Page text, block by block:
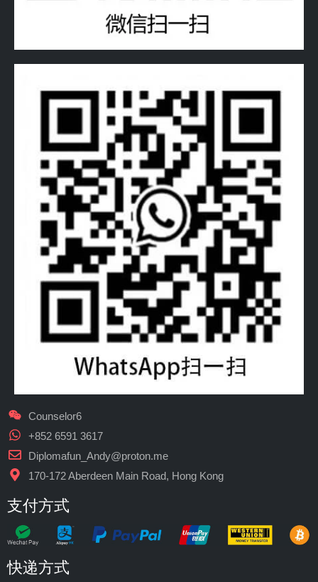
Counselor6
+852 6591 3617
Diplomafun_Andy@proton.me
170-172 Aberdeen Main Road, Hong Kong
支付方式
快递方式